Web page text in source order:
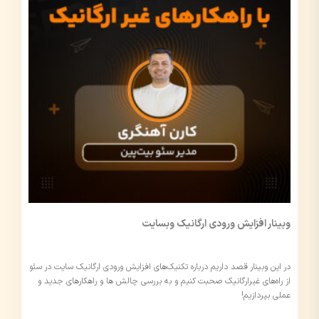
وبینار افزایش ورودی ارگانیک وبسایت
در این وبینار قصد داریم درباره تکنیک‌های افزایش ورودی ارگانیک سایت در سئو
از راه‌های غیرارگانیک صحبت کنیم و به بررسی چالش ها و راهکار‌های جدید و
عملی بپردازیم!